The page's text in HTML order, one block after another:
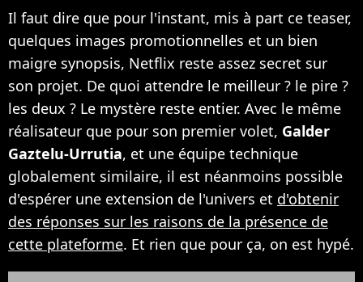
Il faut dire que pour l'instant, mis à part ce teaser,
quelques images promotionnelles et un bien
maigre synopsis, Netflix reste assez secret sur
son projet. De quoi attendre le meilleur ? le pire ?
les deux ? Le mystère reste entier. Avec le même
réalisateur que pour son premier volet, Galder
Gaztelu-Urrutia, et une équipe technique
globalement similaire, il est néanmoins possible
d'espérer une extension de l'univers et d'obtenir
des réponses sur les raisons de la présence de
cette plateforme. Et rien que pour ça, on est hypé.